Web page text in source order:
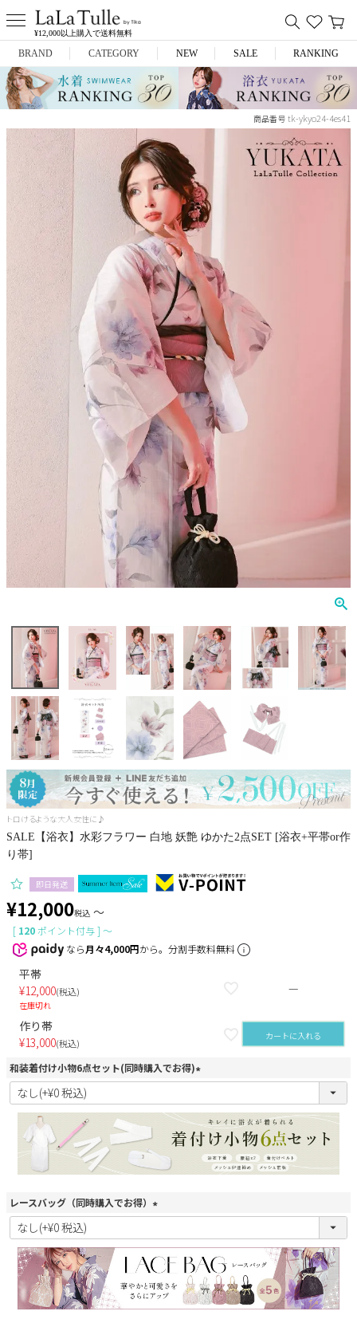
¥12,000以上購入で送料無料
BRAND
Anella
ROBE de FLEURS
Glossy
DEA.
ANIER.
ANGEL R
Veautt
PURESS
Andy
an
GLAMOROUS
IRMA
JENNNY
COMEX
Rechercher
Pleaser
CATEGORY
ミニドレス
ロングドレス
キャバヒール
スーツ
アウター
バッグ
ランジェリー
コスプレ
水着
浴衣
NEW SALE RANKING
商品番号 tk-ykyo24-4es41
トロけるような大人女性に♪
SALE【浴衣】水彩フラワー 白地 妖艶 ゆかた2点SET [浴衣+平帯or作
り帯]
即日発送
¥12,000税込 〜
[ 120ポイント付与 ] 〜
なら月々4,000円から。分割手数料無料
平帯
¥12,000 税込
在庫切れ
—
作り帯
¥13,000 税込
カートに入れる
和装着付け小物6点セット(同時購入でお得)
(
須
)
レースバッグ（同時購入でお得）
(
須
)